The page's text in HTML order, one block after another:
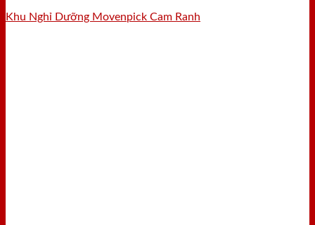
Khu Nghỉ Dưỡng Movenpick Cam Ranh